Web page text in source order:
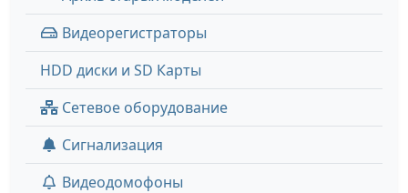
Видеорегистраторы
HDD диски и SD Карты
Сетевое оборудование
Сигнализация
Видеодомофоны